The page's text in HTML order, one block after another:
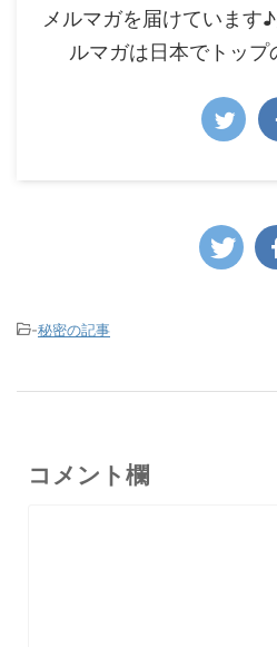
メルマガを届けています
ルマガは日本でトップ
-秘密の記事
コメント欄